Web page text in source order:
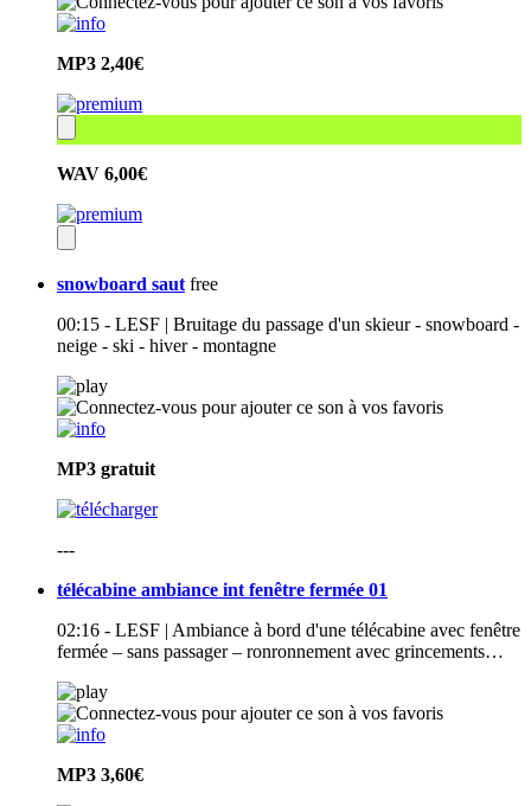
MP3 2,40€
WAV 6,00€
snowboard saut free
00:15 - LESF | Bruitage du passage d'un skieur - snowboard -
neige - ski - hiver - montagne
MP3 gratuit
---
télécabine ambiance int fenêtre fermée 01
02:16 - LESF | Ambiance à bord d'une télécabine avec fenêtre
fermée – sans passager – ronronnement avec grincements…
MP3 3,60€